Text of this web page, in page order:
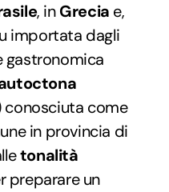
, inGrecia e,
importata dagli
gastronomica
conosciuta come
in provincia di
tonalità
preparare un